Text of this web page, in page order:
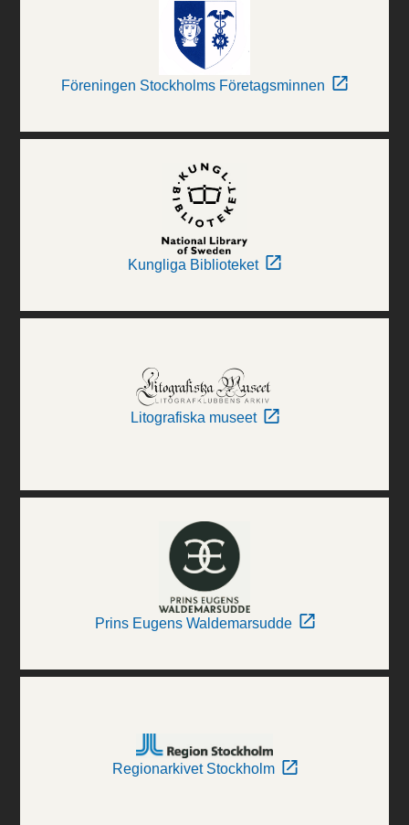
Föreningen Stockholms Företagsminnen
Kungliga Biblioteket
Litografiska museet
Prins Eugens Waldemarsudde
Regionarkivet Stockholm